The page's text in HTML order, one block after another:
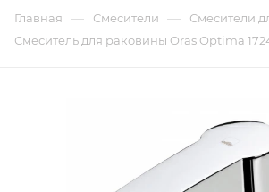
Главная — Смесители — Смесители
Смеситель для раковины Oras Optima